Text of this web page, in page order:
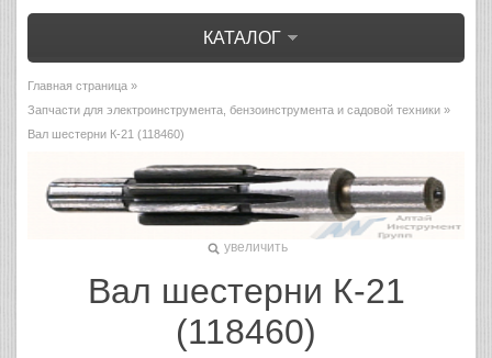
КАТАЛОГ
Главная страница »
Запчасти для электроинструмента, бензоинструмента и садовой техники »
Вал шестерни К-21 (118460)
увеличить
Вал шестерни К-21
(118460)